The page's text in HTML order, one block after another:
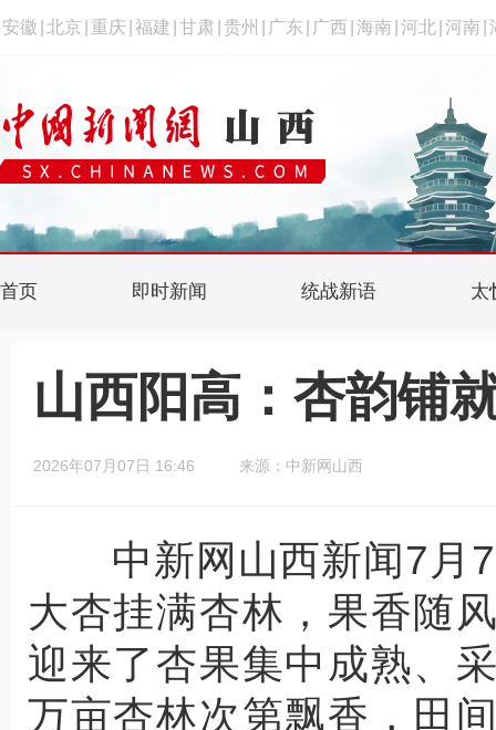
安徽 北京 重庆 福建 甘肃 贵州 广东 广西 海南 河北 河南
首页 即时新闻 统战新语 太
山西阳高：杏韵铺
2026年07月07日 16:46 来源：中新网山西
中新网山西新闻7月7
大杏挂满杏林，果香随
迎来了杏果集中成熟、
万亩杏林次第飘香，田